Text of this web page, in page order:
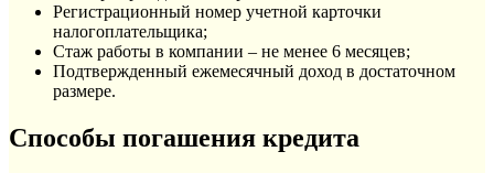
Регистрационный номер учетной карточки
налогоплательщика;
Стаж работы в компании – не менее 6 месяцев;
Подтвержденный ежемесячный доход в достаточном
размере.
Способы погашения кредита